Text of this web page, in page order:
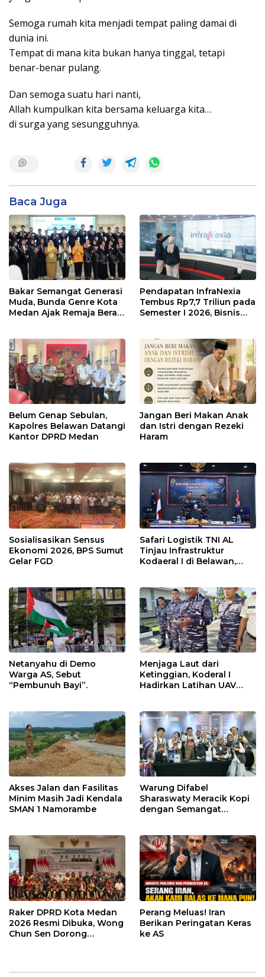
Semoga rumah kita menjadi tempat paling damai di
dunia ini.
Tempat di mana kita bukan hanya tinggal, tetapi
benar-benar pulang.
Dan semoga suatu hari nanti,
Allah kumpulkan kita bersama keluarga kita…
di surga yang sesungguhnya.
Baca Juga
Bakar Semangat Generasi
Muda, Bunda Genre Kota
Medan Ajak Remaja Berani
Pendapatan InfraNexia
Tembus Rp7,7 Triliun pada
Semester I 2026, Bisnis
Belum Genap Sebulan,
Kapolres Belawan Datangi
Kantor DPRD Medan
Jangan Beri Makan Anak
dan Istri dengan Rezeki
Haram
Sosialisasikan Sensus
Ekonomi 2026, BPS Sumut
Gelar FGD
Safari Logistik TNI AL
Tinjau Infrastruktur
Kodaeral I di Belawan,
Netanyahu di Demo
Warga AS, Sebut
“Pembunuh Bayi”.
Menjaga Laut dari
Ketinggian, Koderal I
Hadirkan Latihan UAV
Akses Jalan dan Fasilitas
Minim Masih Jadi Kendala
SMAN 1 Namorambe
Warung Difabel
Sharaswaty Meracik Kopi
dengan Semangat
Raker DPRD Kota Medan
2026 Resmi Dibuka, Wong
Chun Sen Dorong
Perang Meluas! Iran
Berikan Peringatan Keras
ke AS